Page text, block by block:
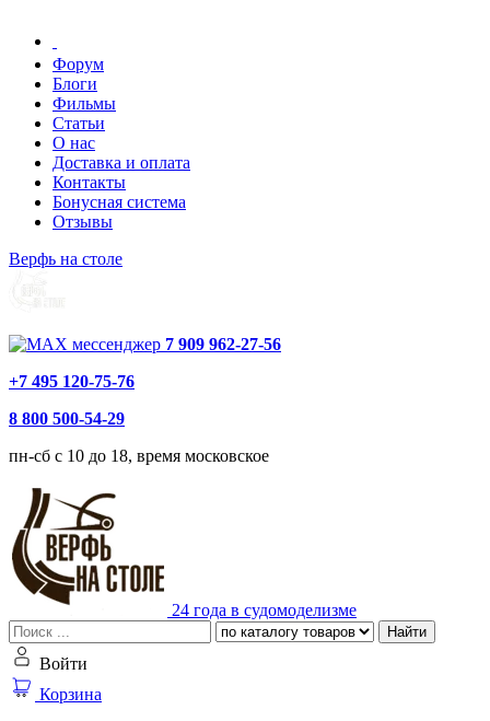
Форум
Блоги
Фильмы
Статьи
О нас
Доставка и оплата
Контакты
Бонусная система
Отзывы
Верфь на столе
7 909 962-27-56
+7 495 120-75-76
8 800 500-54-29
пн-сб с 10 до 18, время московское
24 года в судомоделизме
Найти
Войти
Корзина